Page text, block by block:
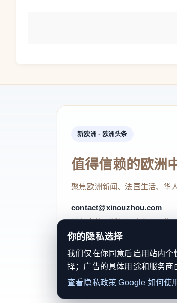
推荐看点
户外活动&舞乐狂欢
📍市政厅广场
瑞典健身（SWEDISH FIT）&DJ舞
健身？不如跳舞💃！一起舞动起来
天舞台。当夜幕逐渐降临，DJ和特
© Anthony Ghnassia
新欧洲 · 欧洲头条
值得信赖的欧洲
聚焦欧洲新闻、法国生活、华
contact@xinouzhou.com
服务支持、版权与合作：工作
© 2026 新欧洲·欧洲头条. All
关于我们法律声明 编辑规范日期归
你的隐私选择
我们仅在你同意后启用站内
择；广告的具体用途和服务商
查看隐私政策 Google 如何使